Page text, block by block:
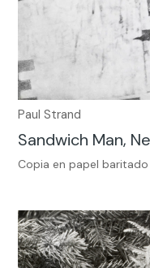
Paul Strand
Sandwich Man,
Copia en papel